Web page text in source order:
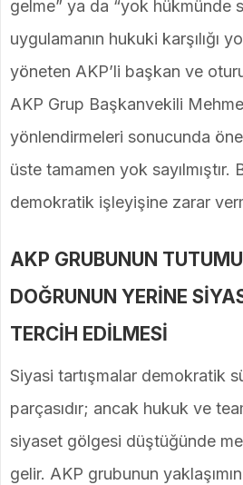
gelme” ya da “yok hükmünde
uygulamanın hukuki karşılığı
yöneten AKP’li başkan ve
AKP Grup Başkanvekili
yönlendirmeleri sonucunda
üste tamamen yok sayılmıştır.
demokratik işleyişine zarar
AKP GRUBUNUN
DOĞRUNUN YERİNE
TERCİH EDİLMESİ
Siyasi tartışmalar demokratik
parçasıdır; ancak hukuk ve
siyaset gölgesi düştüğünde
gelir. AKP grubunun